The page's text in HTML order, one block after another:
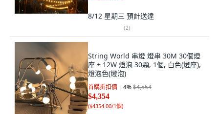
8/12 星期三 預計送達
(2)
String World 串燈 燈串 30M 30個燈
座 + 12W 燈泡 30顆, 1個, 白色(燈座),
燈泡色(燈泡)
首購折扣價 4%$4,554
$4,354
($4354.00/1個)